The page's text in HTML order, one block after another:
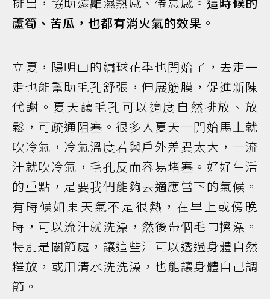
蘆筍、苦瓜，也都有消火氣的效果 。
立夏，陽明山的繡球花季也開始了，去走一
走也能幫助毛孔舒張，伸展筋膜，促進新陳
代謝。夏天讓毛孔可以適度自然排放、放
鬆，可疏通阻塞。很多人夏天一開始馬上就
吹冷氣，冷氣溫度若與戶外差異太大，一流
汗就吹冷氣，毛孔反而容易堵塞。好好生活
的重點，是要我們能夠去適應當下的氣候。
有時候如果天氣不是很熱，在早上或傍晚
時，可以流汗就洗澡，然後帶個毛巾擦澡。
特別是關節處，讓這些汗可以透過身體自然
釋放，或用清水洗洗澡，也能讓身體自己調
節。